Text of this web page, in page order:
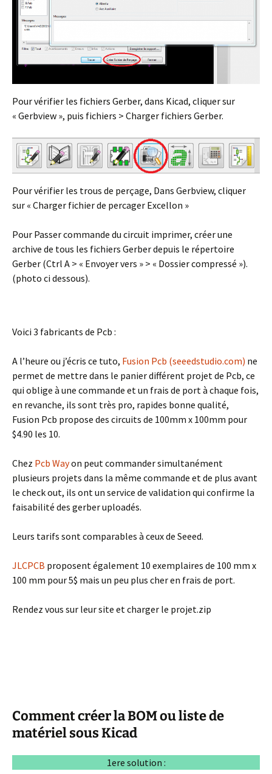
Pour vérifier les fichiers Gerber, dans Kicad, cliquer sur
« Gerbview », puis fichiers > Charger fichiers Gerber.
Pour vérifier les trous de perçage, Dans Gerbview, cliquer
sur « Charger fichier de percager Excellon »
Pour Passer commande du circuit imprimer, créer une
archive de tous les fichiers Gerber depuis le répertoire
Gerber (Ctrl A > « Envoyer vers » > « Dossier compressé »).
(photo ci dessous).
Voici 3 fabricants de Pcb :
A l’heure ou j’écris ce tuto, Fusion Pcb (seeedstudio.com) ne
permet de mettre dans le panier différent projet de Pcb, ce
qui oblige à une commande et un frais de port à chaque fois,
en revanche, ils sont très pro, rapides bonne qualité,
Fusion Pcb propose des circuits de 100mm x 100mm pour
$4.90 les 10.
Chez Pcb Wayon peut commander simultanément
plusieurs projets dans la même commande et de plus avant
le check out, ils ont un service de validation qui confirme la
faisabilité des gerber uploadés.
Leurs tarifs sont comparables à ceux de Seeed.
JLCPCB proposent également 10 exemplaires de 100 mm x
100 mm pour 5$ mais un peu plus cher en frais de port.
Rendez vous sur leur site et charger le projet.zip
Comment créer la BOM ou liste de
matériel sous Kicad
1ere solution :